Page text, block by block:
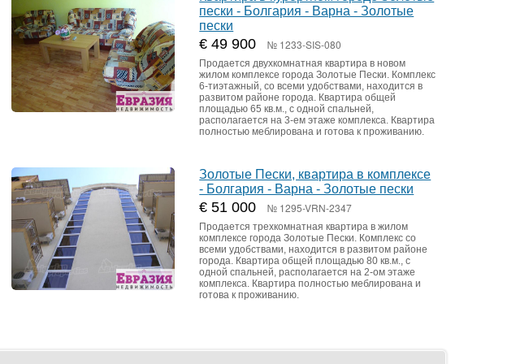
пески - Болгария - Варна - Золотые
пески
€ 49 900 № 1233-SIS-080
Продается двухкомнатная квартира в новом
жилом комплексе города Золотые Пески. Комплекс
6-тиэтажный, со всеми удобствами, находится в
развитом районе города. Квартира общей
площадью 65 кв.м., с одной спальней,
располагается на 3-ем этаже комплекса. Квартира
полностью меблирована и готова к проживанию.
Золотые Пески, квартира в комплексе
- Болгария - Варна - Золотые пески
€ 51 000 № 1295-VRN-2347
Продается трехкомнатная квартира в жилом
комплексе города Золотые Пески. Комплекс со
всеми удобствами, находится в развитом районе
города. Квартира общей площадью 80 кв.м., с
одной спальней, располагается на 2-ом этаже
комплекса. Квартира полностью меблирована и
готова к проживанию.